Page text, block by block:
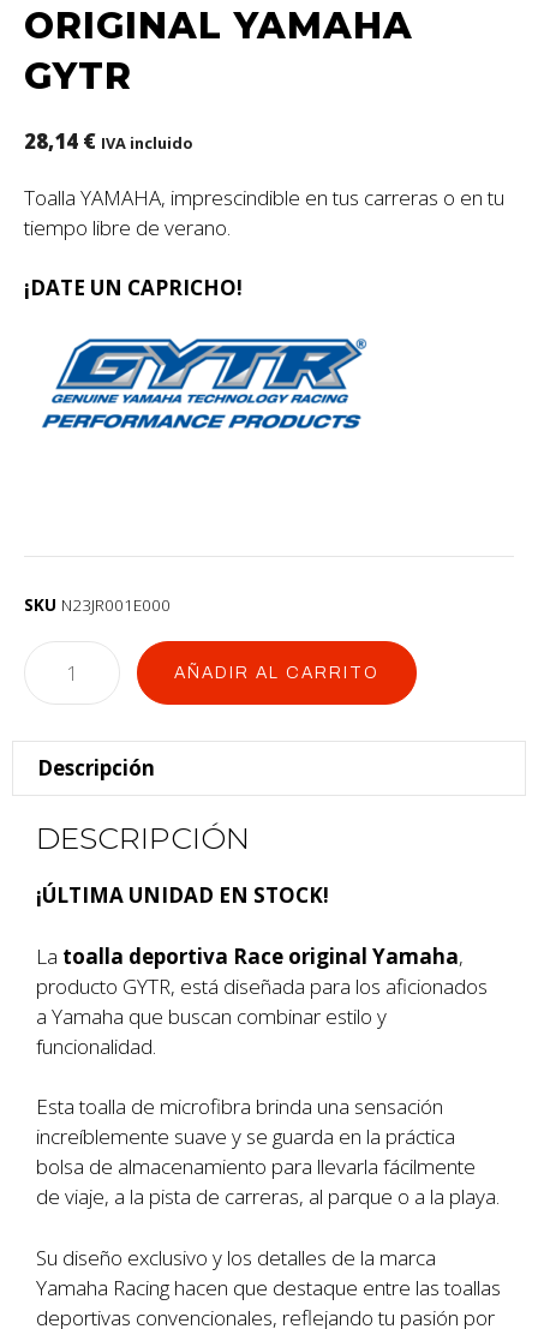
ORIGINAL YAMAHA
GYTR
28,14 € IVA incluido
Toalla YAMAHA, imprescindible en tus carreras o en tu
tiempo libre de verano.
¡DATE UN CAPRICHO!
SKU N23JR001E000
AÑADIR AL CARRITO
Descripción
DESCRIPCIÓN
¡ÚLTIMA UNIDAD EN STOCK!
La toalla deportiva Race original Yamaha,
producto GYTR, está diseñada para los aficionados
a Yamaha que buscan combinar estilo y
funcionalidad.
Esta toalla de microfibra brinda una sensación
increíblemente suave y se guarda en la práctica
bolsa de almacenamiento para llevarla fácilmente
de viaje, a la pista de carreras, al parque o a la playa.
Su diseño exclusivo y los detalles de la marca
Yamaha Racing hacen que destaque entre las toallas
deportivas convencionales, reflejando tu pasión por